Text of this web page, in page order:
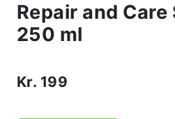
Repair and Care
250 ml
Kr. 199